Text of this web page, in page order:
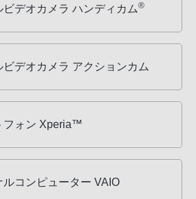
ビデオカメラ ハンディカム®
ビデオカメラ アクションカム
フォン Xperia™
ルコンピューター VAIO